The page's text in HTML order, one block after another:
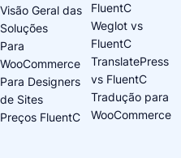
Visão Geral das
Soluções
Para
WooCommerce
Para Designers
de Sites
Preços FluentC
FluentC
Weglot vs
FluentC
TranslatePress
vs FluentC
Tradução para
WooCommerce